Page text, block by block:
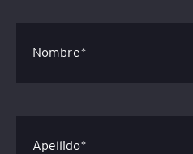
Nombre*
Apellido*